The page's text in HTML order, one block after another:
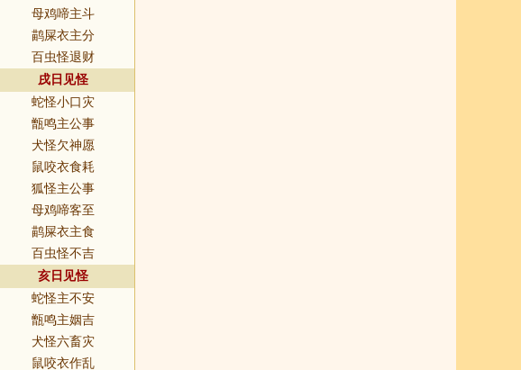
母鸡啼主斗
鹋屎衣主分
百虫怪退财
戌日见怪
蛇怪小口灾
甑鸣主公事
犬怪欠神愿
鼠咬衣食耗
狐怪主公事
母鸡啼客至
鹋屎衣主食
百虫怪不吉
亥日见怪
蛇怪主不安
甑鸣主姻吉
犬怪六畜灾
鼠咬衣作乱